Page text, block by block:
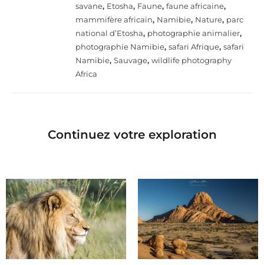
savane, Etosha, Faune, faune africaine,
mammifère africain, Namibie, Nature, parc
national d’Etosha, photographie animalier,
photographie Namibie, safari Afrique, safari
Namibie, Sauvage, wildlife photography
Africa
Continuez votre exploration